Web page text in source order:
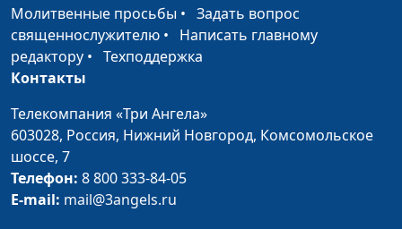
богословия
Как жить, если я не
понимаю Бога?
Евгений Зайцев,
Хула на Духа Святого
Алексей Бритов, Олег
#367
Молитвенные просьбы • Задать вопрос
священнослужителю • Написать главному
редактору • Техподдержка
Контакты
Телекомпания «Три Ангела»
603028, Россия, Нижний Новгород, Комсомольское
шоссе, 7
Телефон: 8 800 333-84-05
E-mail: mail@3angels.ru